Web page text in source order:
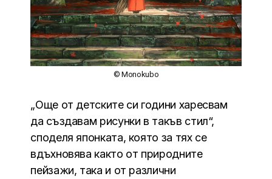
© Monokubo
„Още от детските си години харесвам
да създавам рисунки в такъв стил“,
споделя японката, която за тях се
вдъхновява както от природните
пейзажи, така и от различни